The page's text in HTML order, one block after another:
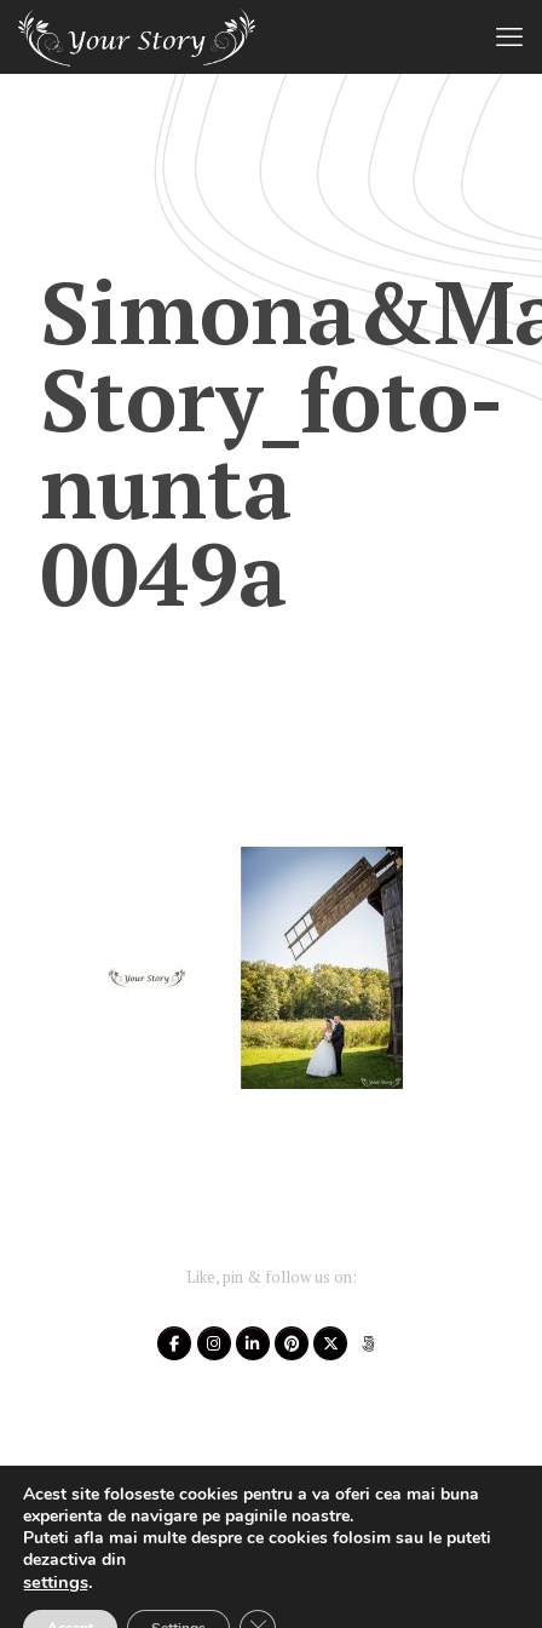
Story_foto-
nunta
0049a
Like, pin & follow us on:
Acest site foloseste cookies pentru a va oferi cea mai buna
experienta de navigare pe paginile noastre.
Puteti afla mai multe despre ce cookies folosim sau le puteti
dezactiva din
settings.
Close GDPR Cookie Banner